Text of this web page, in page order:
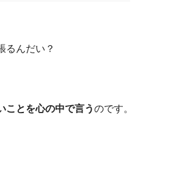
るんだい？
ことを心の中で言うのです。